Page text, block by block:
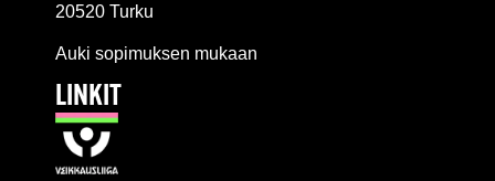
20520 Turku
Auki sopimuksen mukaan
LINKIT